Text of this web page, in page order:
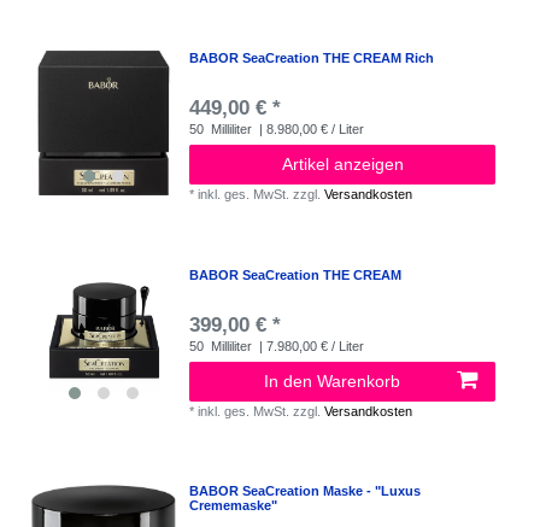
BABOR SeaCreation THE CREAM Rich
449,00 € *
50 Milliliter | 8.980,00 € / Liter
Artikel anzeigen
*inkl. ges. MwSt. zzgl.Versandkosten
BABOR SeaCreation THE CREAM
399,00 € *
50 Milliliter | 7.980,00 € / Liter
In den Warenkorb
*inkl. ges. MwSt. zzgl.Versandkosten
BABOR SeaCreation Maske - "Luxus
Crememaske"